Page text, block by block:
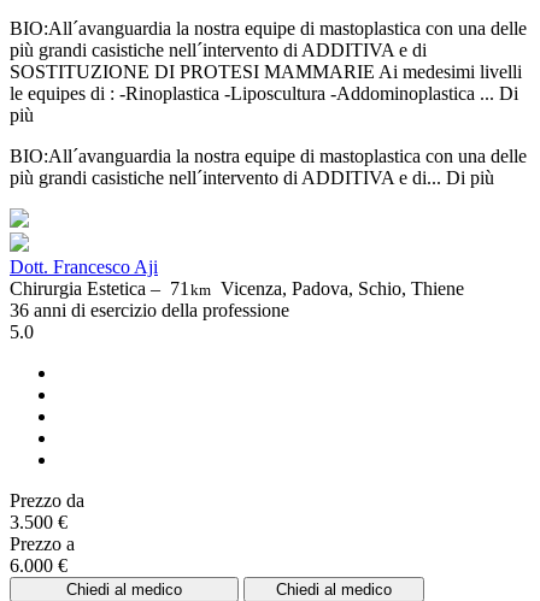
BIO:All´avanguardia la nostra equipe di mastoplastica con una delle
più grandi casistiche nell´intervento di ADDITIVA e di
SOSTITUZIONE DI PROTESI MAMMARIE Ai medesimi livelli
le equipes di : -Rinoplastica -Liposcultura -Addominoplastica ... Di
più
BIO:All´avanguardia la nostra equipe di mastoplastica con una delle
più grandi casistiche nell´intervento di ADDITIVA e di... Di più
Dott. Francesco Aji
Chirurgia Estetica – 71 km Vicenza, Padova, Schio, Thiene
36 anni di esercizio della professione
5.0
Prezzo da
3.500 €
Prezzo a
6.000 €
Chiedi al medico Chiedi al medico